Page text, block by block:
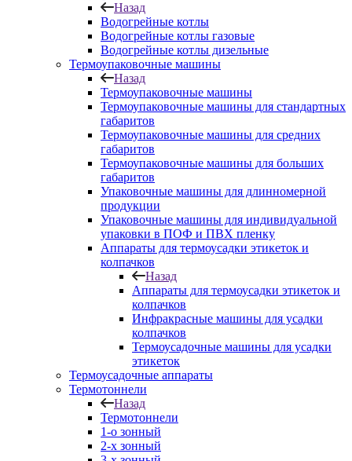
Назад
Водогрейные котлы
Водогрейные котлы газовые
Водогрейные котлы дизельные
Термоупаковочные машины
Назад
Термоупаковочные машины
Термоупаковочные машины для стандартных
габаритов
Термоупаковочные машины для средних
габаритов
Термоупаковочные машины для больших
габаритов
Упаковочные машины для длинномерной
продукции
Упаковочные машины для индивидуальной
упаковки в ПОФ и ПВХ пленку
Аппараты для термоусадки этикеток и
колпачков
Назад
Аппараты для термоусадки этикеток и
колпачков
Инфракрасные машины для усадки
колпачков
Термоусадочные машины для усадки
этикеток
Термоусадочные аппараты
Термотоннели
Назад
Термотоннели
1-о зонный
2-х зонный